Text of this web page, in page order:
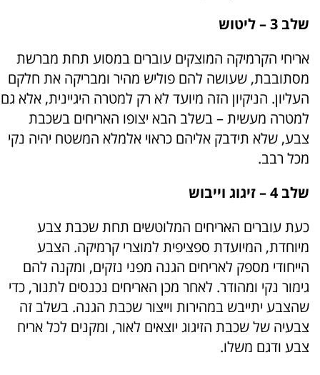
שלב 3 – ליטוש
אריחי הקרמיקה המוצקים עוברים במסוע תחת מברשת
מסתובבת, שעושה להם פוליש מהיר ומבריקה את חלקם
העליון. הניקיון הזה מיועד לא רק למטרה היגיינית, אלא גם
למטרה מעשית – בשלב הבא יצופו האריחים בשכבת
צבע, שלא תידבק אליהם כראוי אלמלא המשטח יהיה נקי
מכל רבב.
שלב 4 – זיגוג וייבוש
כעת עוברים האריחים המלוטשים תחת שכבת צבע
מיוחדת, המיועדת ספציפית למוצרי קרמיקה. הצבע
הייחודי מספק לאריחים הגנה מפני נזקים, ומקנה להם
גימור נקי ומהודר. לאחר מכן האריחים נכנסים לתנור, כדי
שהצבע יתייבש במהירות וייצור שכבת הגנה. בשלב זה
צבעיה של שכבת הזיגוג יוצאים לאור, ומקנים לכל אריח
צבע ודגם משלו.